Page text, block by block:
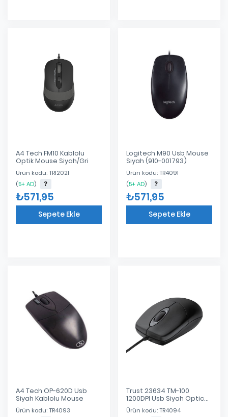
A4 Tech FM10 Kablolu
Optik Mouse Siyah/Gri
Ürün kodu: TR12021
(5+ AD)
₺571,95
Sepete Ekle
Logitech M90 Usb Mouse
Siyah (910-001793)
Ürün kodu: TR4091
(5+ AD)
₺571,95
Sepete Ekle
A4 Tech OP-620D Usb
Siyah Kablolu Mouse
Ürün kodu: TR4093
Trust 23634 TM-100
1200DPI Usb Siyah Optical
Mouse
Ürün kodu: TR4094